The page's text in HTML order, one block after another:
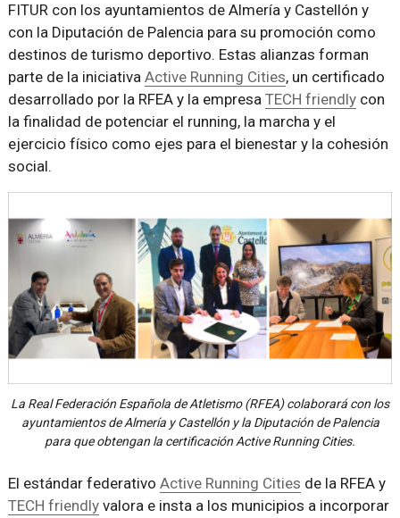
FITUR con los ayuntamientos de Almería y Castellón y
con la Diputación de Palencia para su promoción como
destinos de turismo deportivo. Estas alianzas forman
parte de la iniciativa Active Running Cities, un certificado
desarrollado por la RFEA y la empresa TECH friendlycon
la finalidad de potenciar el running, la marcha y el
ejercicio físico como ejes para el bienestar y la cohesión
social.
La Real Federación Española de Atletismo (RFEA) colaborará con los
ayuntamientos de Almería y Castellón y la Diputación de Palencia
para que obtengan la certificación Active Running Cities.
El estándar federativo Active Running Cities de la RFEA y
TECH friendlyvalora e insta a los municipios a incorporar